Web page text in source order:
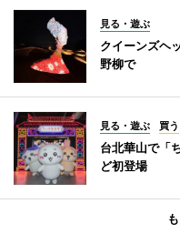
見る・遊ぶ
クイーンズヘ
野柳で
見る・遊ぶ 買う
台北華山で「
ど初登場